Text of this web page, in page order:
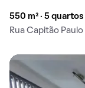
550 m² · 5 quartos
Rua Capitão Paulo